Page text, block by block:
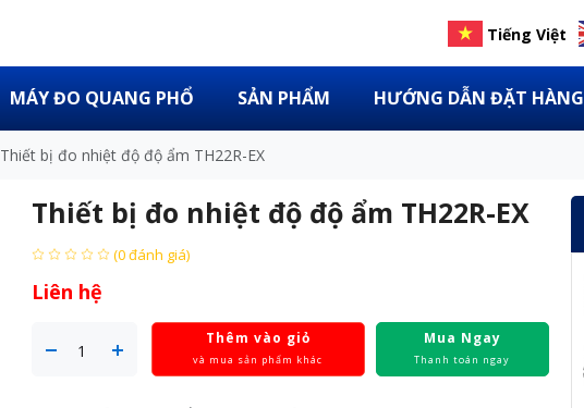
Tiếng Việt
MÁY ĐO QUANG PHỔ SẢN PHẨM HƯỚNG DẪN ĐẶT HÀNG
Thiết bị đo nhiệt độ độ ẩm TH22R-EX
Thiết bị đo nhiệt độ độ ẩm TH22R-EX
(0 đánh giá)
Liên hệ
Thêm vào giỏ
và mua sản phẩm khác
Mua Ngay
Thanh toán ngay